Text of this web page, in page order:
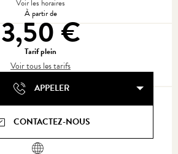
Voir les horaires
À partir de
3,50 €
Tarif plein
Voir tous les tarifs
APPELER
CONTACTEZ-NOUS